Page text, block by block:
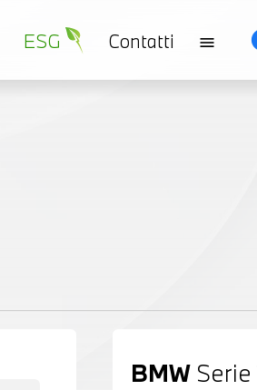
ESG Contatti menu
BMW Serie